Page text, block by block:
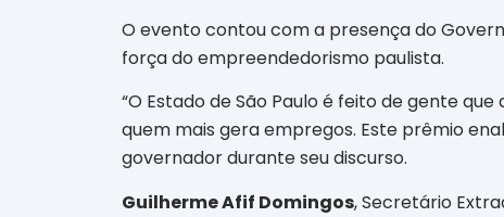
O evento contou com a presença do
força do empreendedorismo paulista.
“O Estado de São Paulo é feito de gente
quem mais gera empregos. Este prêmio
governador durante seu discurso.
Guilherme Afif Domingos, Secretário